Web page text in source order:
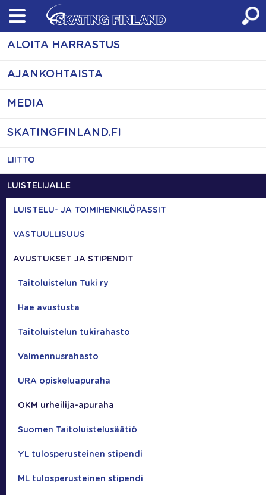
Skip
content
ALOITA HARRASTUS
AJANKOHTAISTA
MEDIA
SKATINGFINLAND.FI
LIITTO
LUISTELIJALLE
LUISTELU- JA TOIMIHENKILÖPASSIT
VASTUULLISUUS
AVUSTUKSET JA STIPENDIT
Taitoluistelun Tuki ry
Hae avustusta
Taitoluistelun tukirahasto
Valmennusrahasto
URA opiskeluapuraha
OKM urheilija-apuraha
Suomen Taitoluistelusäätiö
YL tulosperusteinen stipendi
ML tulosperusteinen stipendi